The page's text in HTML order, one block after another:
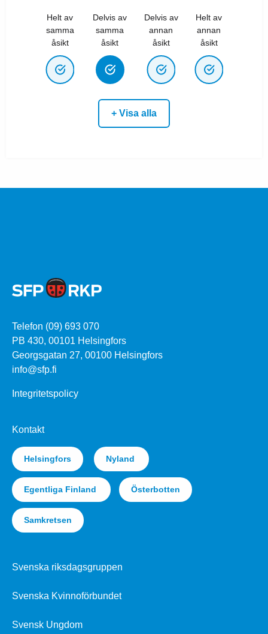
Helt av
samma
åsikt
Delvis av
samma
åsikt
Delvis av
annan
åsikt
Helt av
annan
åsikt
+ Visa alla
Telefon (09) 693 070
PB 430, 00101 Helsingfors
Georgsgatan 27, 00100 Helsingfors
info@sfp.fi
Integritetspolicy
Kontakt
Helsingfors Nyland
Egentliga Finland Österbotten
Samkretsen
Svenska riksdagsgruppen
Svenska Kvinnoförbundet
Svensk Ungdom